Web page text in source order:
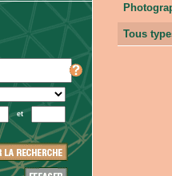
et
Tous